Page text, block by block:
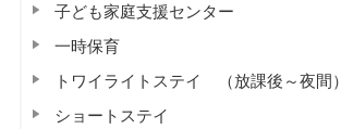
子ども家庭支援センター
一時保育
トワイライトステイ （放課後～夜間）
ショートステイ